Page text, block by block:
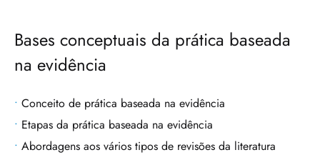
Bases conceptuais da prática baseada
na evidência
Conceito de prática baseada na evidência
Etapas da prática baseada na evidência
Abordagens aos vários tipos de revisões da literatura